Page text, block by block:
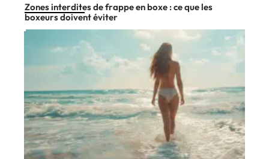
Zones interdites de frappe en boxe : ce que les
boxeurs doivent éviter